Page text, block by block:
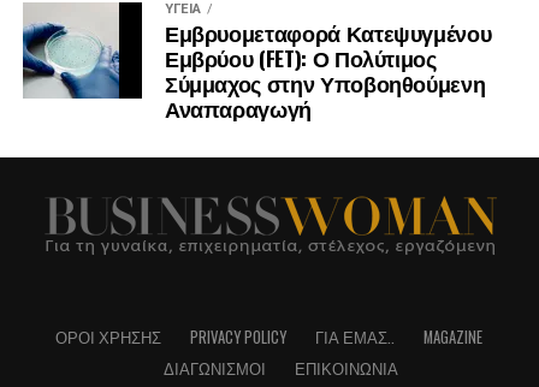
ΥΓΕΊΑ
Εμβρυομεταφορά Κατεψυγμένου
Εμβρύου (FET): Ο Πολύτιμος
Σύμμαχος στην Υποβοηθούμενη
Αναπαραγωγή
ΌΡΟΙ ΧΡΉΣΗΣ PRIVACY POLICY ΓΙΑ ΕΜΆΣ..
MAGAZINE
ΔΙΑΓΩΝΙΣΜΟΊ
ΕΠΙΚΟΙΝΩΝΊΑ